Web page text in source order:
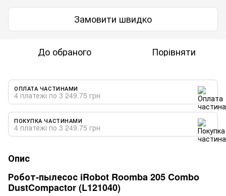
Замовити швидко
До обраного Порівняти
ОПЛАТА ЧАСТИНАМИ
4 платежі по 3 249.75 грн
ПОКУПКА ЧАСТИНАМИ
4 платежі по 3 249.75 грн
Опис
Робот-пылесос iRobot Roomba 205 Combo
DustCompactor (L121040)